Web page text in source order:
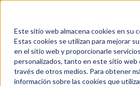
Este sitio web almacena cookies en su
Estas cookies se utilizan para mejorar
en el sitio web y proporcionarle
personalizados, tanto en este sitio web
través de otros medios. Para obtener
información sobre las cookies que